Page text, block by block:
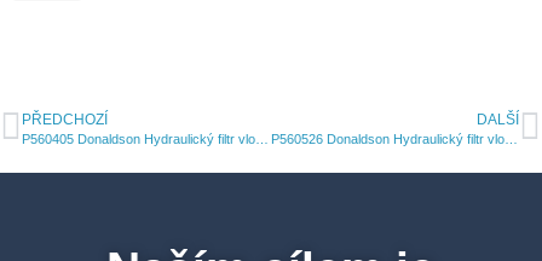
PŘEDCHOZÍ DALŠÍ
P560526 Donaldson Hydraulický filtr vložka